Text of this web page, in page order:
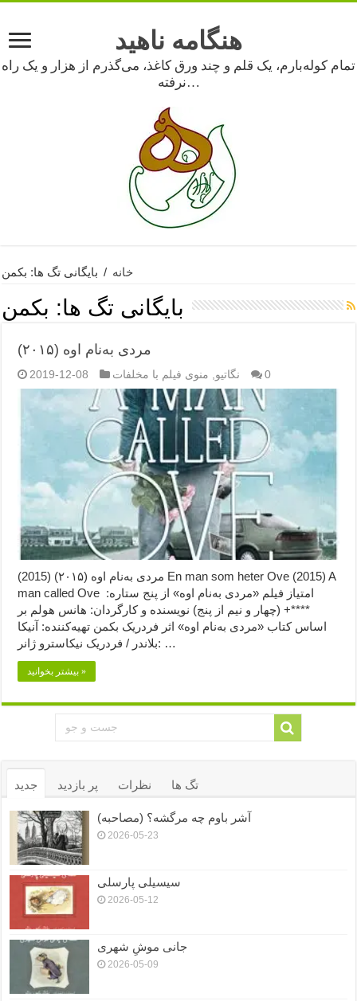
هنگامه ناهید
تمام کوله‌بارم، یک قلم و چند ورق کاغذ، می‌گذرم از هزار و یک راه
نرفته…
خانه / بایگانی تگ ها: بکمن
بایگانی تگ ها: بکمن
مردی به‌نام اوه (۲۰۱۵)
2019-12-08 نگاتیو منوی فیلم با مخلفات 0
مردی به‌نام اوه (۲۰۱۵) (2015) En man som heter Ove (2015) A
man called Ove امتیاز فیلم «مردی به‌نام اوه» از پنج ستاره:
****+ (چهار و نیم از پنج) نویسنده و کارگردان: هانس هولم بر
اساس کتاب «مردی به‌نام اوه» اثر فردریک بکمن تهیه‌کننده: آنیکا
بلاندر / فردریک نیکاسترو ژانر: …
بیشتر بخوانید »
جدید پر بازدید نظرات تگ ها
آشر باوم چه مرگشه؟ (مصاحبه)
2026-05-23
سیسیلی پارسلی
2026-05-12
جانی موشِ شهری
2026-05-09